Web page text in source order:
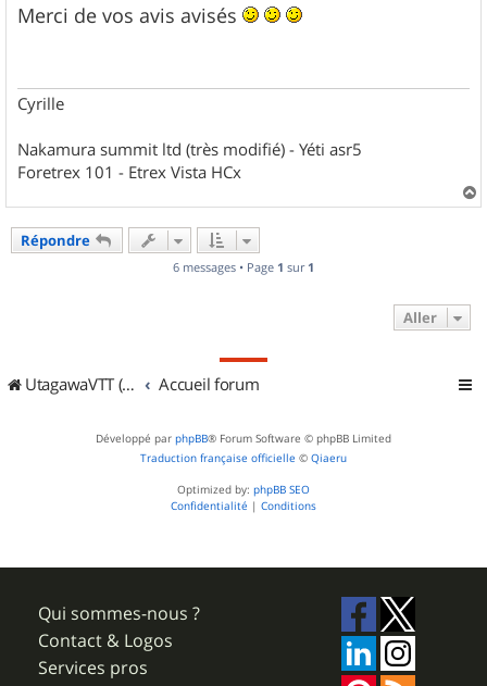
s
s
Merci de vos avis avisés
Cyrille
Nakamura summit ltd (très modifié) - Yéti asr5
Foretrex 101 - Etrex Vista HCx
a
Répondre
6 messages • Page 1 sur 1
Aller
UtagawaVTT (Randos VTT et VTTAE avec traces GPS) Accueil forum
Développé par phpBB® Forum Software © phpBB Limited
Traduction française officielle © Qiaeru
Optimized by: phpBB SEO
Confidentialité | Conditions
Qui sommes-nous ?
Contact & Logos
Services pros